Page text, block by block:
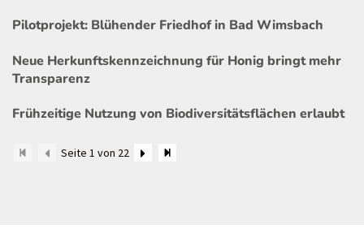
Pilotprojekt: Blühender Friedhof in Bad Wimsbach
Neue Herkunftskennzeichnung für Honig bringt mehr
Transparenz
Frühzeitige Nutzung von Biodiversitätsflächen erlaubt
Seite 1 von 22